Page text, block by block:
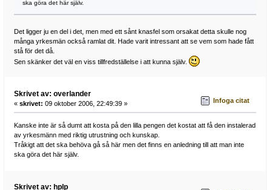
ska göra det här själv.
Det ligger ju en del i det, men med ett sånt knasfel som orsakat detta skulle nog
många yrkesmän också ramlat dit. Hade varit intressant att se vem som hade fått
stå för det då.
Sen skänker det väl en viss tillfredställelse i att kunna själv.
Skrivet av: overlander
« skrivet: 09 oktober 2006, 22:49:39 » Infoga citat
Kanske inte är så dumt att kosta på den lilla pengen det kostat att få den instalerad
av yrkesmänn med riktig utrustning och kunskap.
Tråkigt att det ska behöva gå så här men det finns en anledning till att man inte
ska göra det här själv.
Skrivet av: hplp